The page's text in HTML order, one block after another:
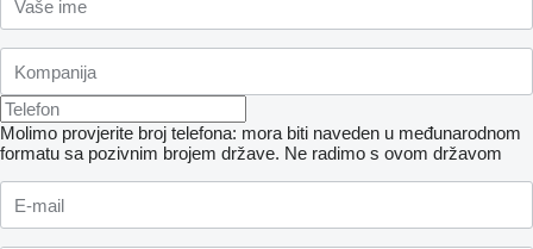
Molimo provjerite broj telefona: mora biti naveden u međunarodnom
formatu sa pozivnim brojem države. Ne radimo s ovom državom